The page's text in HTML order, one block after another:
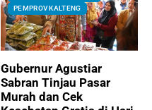
PEMPROV KALTENG
Gubernur Agustiar
Sabran Tinjau Pasar
Murah dan Cek